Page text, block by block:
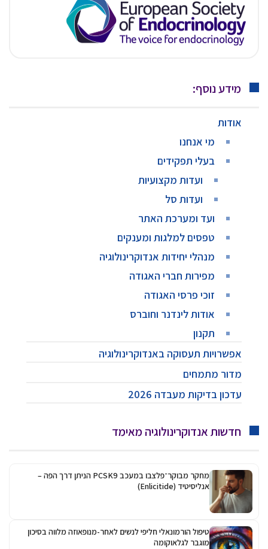
מידע נוסף:
אודות
מי אנחנו
בעלי תפקידים
ועדות מקצועיות
ועדות סל
ועד ומערכת האתר
טפסים למלגות ומענקים
מנהלי יחידות אנדוקרינולוגיה
מפירות חברי האגודה
זוכי פרסי האגודה
אודות לינדנר וחוברס
תקנון
אפשרויות תעסוקה באנדוקרינולוגיה
מדור מתמחים
עדכון בדיקות מעבדה 2026
חדשות אנדוקרינולוגיה מאימד
מחקר מבוקר־פלצבו במעכב PCSK9 הניתן דרך הפה –
אנליסיטיד (Enlicitide)
טיפול הורמונאלי חליפי לנשים לאחר-מנופאוזה מלווה בסיכון
מוגבר לגלאוקומה